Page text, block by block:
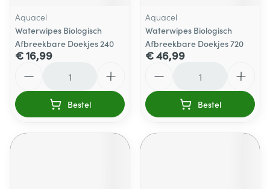
Aquacel
Waterwipes Biologisch
Afbreekbare Doekjes 240
€ 16,99
Bestel
Aquacel
Waterwipes Biologisch
Afbreekbare Doekjes 720
€ 46,99
Bestel